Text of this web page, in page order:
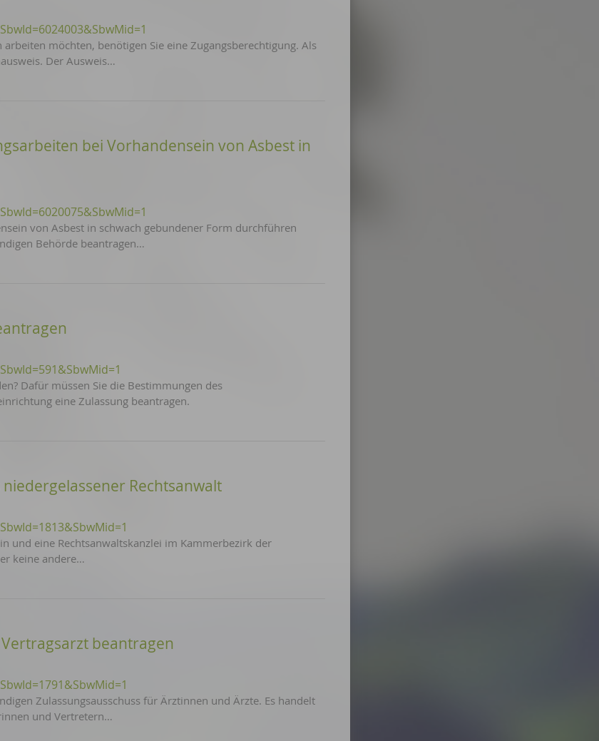
möchten, benötigen Sie eine Zugangsberechtigung. Als
Der Ausweis…
bei Vorhandensein von Asbest in
von Asbest in schwach gebundener Form durchführen
Behörde beantragen…
Dafür müssen Sie die Bestimmungen des
eine Zulassung beantragen.
Rechtsanwalt
und eine Rechtsanwaltskanzlei im Kammerbezirk der
keine andere…
beantragen
Zulassungsausschuss für Ärztinnen und Ärzte. Es handelt
und Vertretern…